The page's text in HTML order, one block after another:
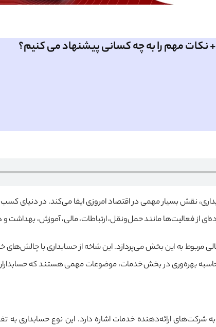
مهم را به چه کسانی پیشنهاد می کنیم؟
نقش بسیار مهمی در اقتصاد امروزی ایفا می‌کند. در دنیای
فعالیت‌ها مانند حمل‌ونقل، ارتباطات، مالی، آموزش، بهداشت و
مربوط به این بخش می‌پردازد. این شاخه از حسابداری با چالش‌های
بهره‌وری در بخش خدمات، موضوعات مهمی هستند که حسابداران
شرکت‌های ارائه‌دهنده خدمات اشاره دارد. این نوع